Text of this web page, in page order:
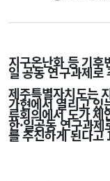
지구온난화 등 기후
일 공동 연구과제로
제주특별자치도는
가현에서 열리고 있
류회의에서 도가 제
한·일공동 연구과
를 추진하게 된다고